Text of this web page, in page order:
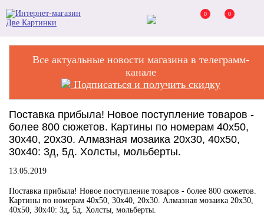
0 0
Все актуальные новости магазина в телеграмм-
канале
Подписаться и получить скидку
Поставка прибыла! Новое поступление товаров -
более 800 сюжетов. Картины по номерам 40х50,
30х40, 20х30. Алмазная мозаика 20х30, 40х50,
30х40: 3д, 5д. Холсты, мольберты.
13.05.2019
Поставка прибыла! Новое поступление товаров - более 800 сюжетов.
Картины по номерам 40х50, 30х40, 20х30. Алмазная мозаика 20х30,
40х50, 30х40: 3д, 5д. Холсты, мольберты.